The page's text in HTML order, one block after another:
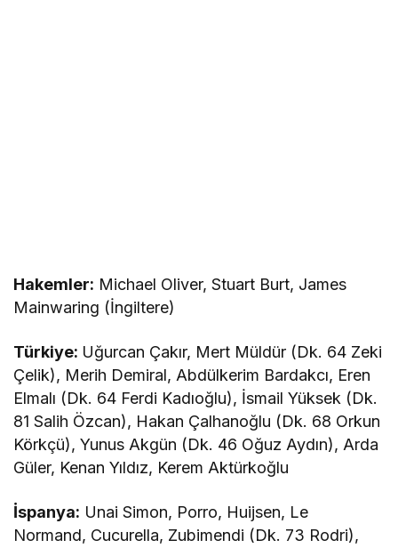
Hakemler: Michael Oliver, Stuart Burt, James
Mainwaring (İngiltere)
Türkiye: Uğurcan Çakır, Mert Müldür (Dk. 64 Zeki
Çelik), Merih Demiral, Abdülkerim Bardakcı, Eren
Elmalı (Dk. 64 Ferdi Kadıoğlu), İsmail Yüksek (Dk.
81 Salih Özcan), Hakan Çalhanoğlu (Dk. 68 Orkun
Körkçü), Yunus Akgün (Dk. 46 Oğuz Aydın), Arda
Güler, Kenan Yıldız, Kerem Aktürkoğlu
İspanya: Unai Simon, Porro, Huijsen, Le
Normand, Cucurella, Zubimendi (Dk. 73 Rodri),